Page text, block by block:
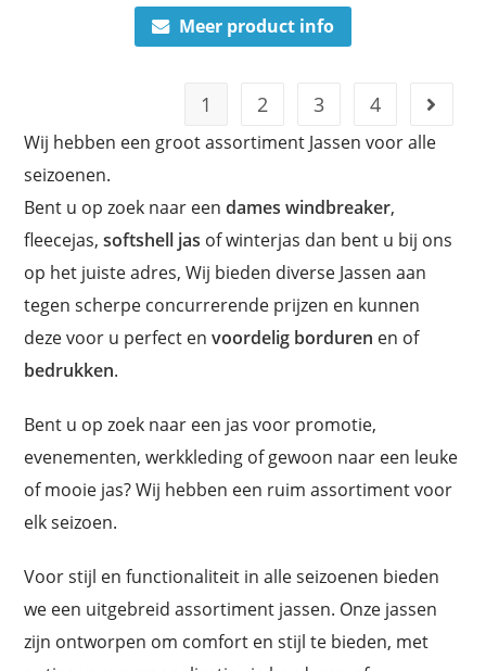
Meer product info
1 2 3 4
Wij hebben een groot assortiment Jassen voor alle
seizoenen.
Bent u op zoek naar eendames windbreaker,
fleecejas,softshell jas of winterjas dan bent u bij ons
op het juiste adres, Wij bieden diverse Jassen aan
tegen scherpe concurrerende prijzen en kunnen
deze voor u perfect envoordelig borduren en of
bedrukken.
Bent u op zoek naar een jas voor promotie,
evenementen, werkkleding of gewoon naar een leuke
of mooie jas? Wij hebben een ruim assortiment voor
elk seizoen.
Voor stijl en functionaliteit in alle seizoenen bieden
we een uitgebreid assortiment jassen. Onze jassen
zijn ontworpen om comfort en stijl te bieden, met